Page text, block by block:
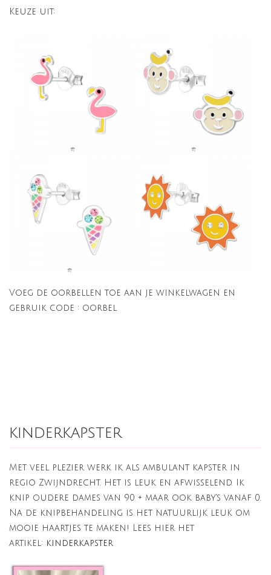
Keuze uit:
Voeg de oorbellen toe aan je winkelwagen en
gebruik code : oorbel
kinderkapster
Met veel plezier werk ik als ambulant kapster in
regio Zwijndrecht. Het is leuk en afwisselend. Ik
knip oudere dames van 90 + maar ook baby's vanaf 0.
Na de knipbehandeling is het natuurlijk leuk om
mooie haartjes te maken! Lees hier het
artikel: kinderkapster